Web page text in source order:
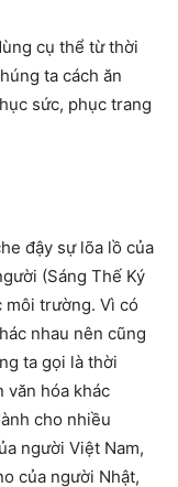
cụ thể từ thời
ta cách ăn
sức, phục trang
đậy sự lõa lồ của
(Sáng Thế Ký
môi trường. Vì có
nhau nên cũng
ta gọi là thời
văn hóa khác
cho nhiều
người Việt Nam,
của người Nhật,